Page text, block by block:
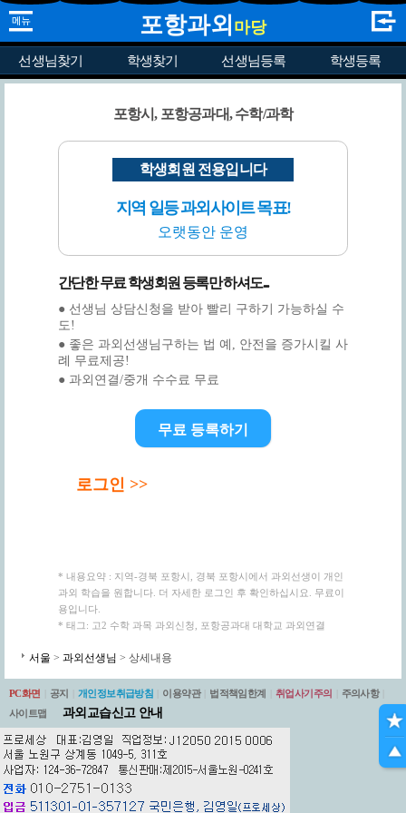
포항과외 마당
선생님찾기 학생찾기 선생님등록 학생등록
포항시, 포항공과대, 수학/과학
학생회원 전용입니다
지역 일등 과외사이트 목표!
오랫동안 운영
간단한 무료 학생회원 등록만 하셔도...
● 선생님 상담신청을 받아 빨리 구하기 가능하실 수
도!
● 좋은 과외선생님구하는 법 예, 안전을 증가시킬 사
례 무료제공!
● 과외연결/중개 수수료 무료
무료 등록하기
로그인 >>
* 내용요약 : 지역-경북 포항시, 경북 포항시에서 과외선생이 개인
과외 학습을 원합니다. 더 자세한 로그인 후 확인하십시요. 무료이
용입니다.
* 태그: 고2 수학 과목 과외신청, 포항공과대 대학교 과외연결
서울 > 과외선생님 > 상세내용
PC화면 공지 개인정보취급방침 이용약관 법적책임한계 취업사기주의 주의사항
사이트맵
과외교습신고 안내